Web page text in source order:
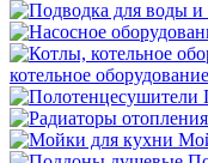
котельное